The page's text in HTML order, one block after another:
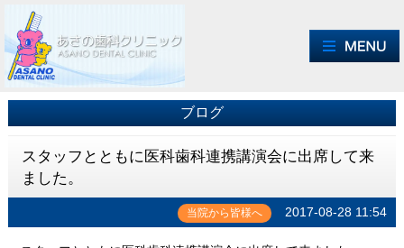
ブログ
スタッフとともに医科歯科連携講演会に出席して来
ました。
当院から皆様へ 2017-08-28 11:54